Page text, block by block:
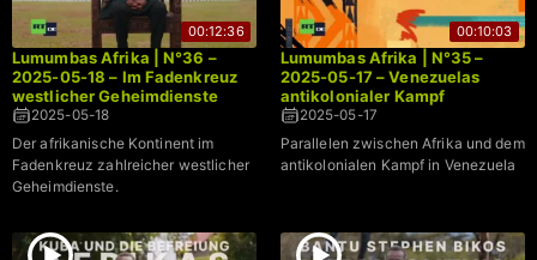
00:12:36
Lumumbas Afrika | N°36 –
2025-05-18 – Im Fadenkreuz
westlicher Geheimdienste
2025-05-18
Der afrikanische Kontinent im
Fadenkreuz zahlreicher westlicher
Geheimdienste.
00:10:03
Lumumbas Afrika | N°35 –
2025-05-17 – Venezuelas
antikolonialer Kampf
2025-05-17
Parallelen zwischen Afrika und dem
antikolonialen Kampf in Venezuela